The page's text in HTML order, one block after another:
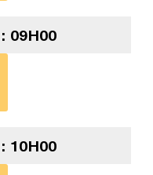
09H00
10H00